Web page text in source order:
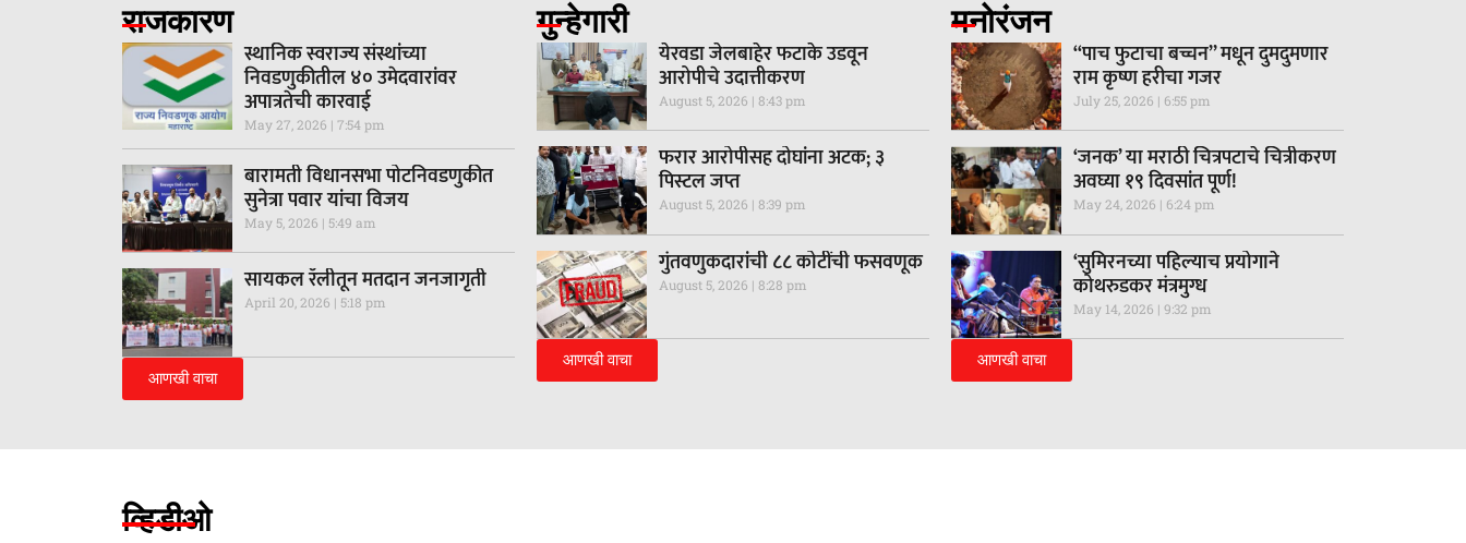
राजकारण
स्थानिक स्वराज्य संस्थांच्या
निवडणुकीतील ४० उमेदवारांवर
अपात्रतेची कारवाई
May 27, 2026 7:54 pm
बारामती विधानसभा पोटनिवडणुकीत
सुनेत्रा पवार यांचा विजय
May 5, 2026 5:49 am
सायकल रॅलीतून मतदान जनजागृती
April 20, 2026 5:18 pm
आणखी वाचा
गुन्हेगारी
येरवडा जेलबाहेर फटाके उडवून
आरोपीचे उदात्तीकरण
August 5, 2026 8:43 pm
फरार आरोपीसह दोघांना अटक; ३
पिस्टल जप्त
August 5, 2026 8:39 pm
गुंतवणुकदारांची ८८ कोटींची फसवणूक
August 5, 2026 8:28 pm
आणखी वाचा
मनोरंजन
“पाच फुटाचा बच्चन” मधून दुमदुमणार
राम कृष्ण हरीचा गजर
July 25, 2026 6:55 pm
‘जनक’ या मराठी चित्रपटाचे चित्रीकरण
अवघ्या १९ दिवसांत पूर्ण!
May 24, 2026 6:24 pm
‘सुमिरनच्या पहिल्याच प्रयोगाने
कोथरुडकर मंत्रमुग्ध
May 14, 2026 9:32 pm
आणखी वाचा
व्हिडीओ